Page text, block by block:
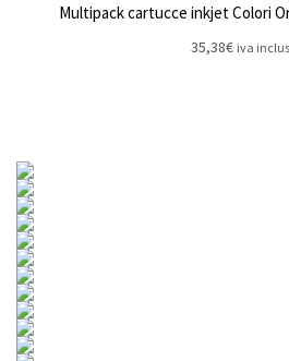
Multipack cartucce inkjet Colori
35,38€ iva